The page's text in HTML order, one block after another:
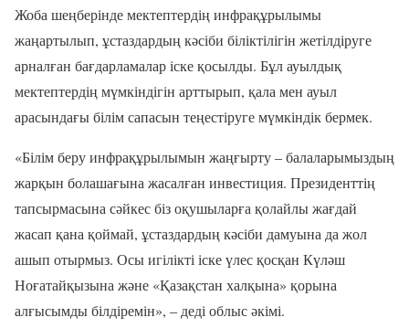
Жоба шеңберінде мектептердің инфрақұрылымы
жаңартылып, ұстаздардың кәсіби біліктілігін жетілдіруге
арналған бағдарламалар іске қосылды. Бұл ауылдық
мектептердің мүмкіндігін арттырып, қала мен ауыл
арасындағы білім сапасын теңестіруге мүмкіндік бермек.
«Білім беру инфрақұрылымын жаңғырту – балаларымыздың
жарқын болашағына жасалған инвестиция. Президенттің
тапсырмасына сәйкес біз оқушыларға қолайлы жағдай
жасап қана қоймай, ұстаздардың кәсіби дамуына да жол
ашып отырмыз. Осы игілікті іске үлес қосқан Күләш
Ноғатайқызына және «Қазақстан халқына» қорына
алғысымды білдіремін», – деді облыс әкімі.